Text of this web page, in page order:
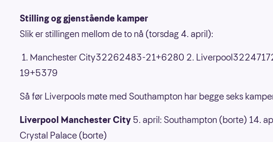
Stilling og gjenstående kamper
Slik er stillingen mellom de to nå (torsdag 4. april):
1. Manchester City32262483-21+6280 2.
19+5379
Så før Liverpools møte med Southampton har begge seks
Liverpool Manchester City 5. april: Southampton (borte) 14.
Crystal Palace (borte)